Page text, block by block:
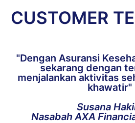
CUSTOMER
"Dengan Asuransi
sekarang dengan
menjalankan aktivitas
khawatir"
Susana
Nasabah AXA